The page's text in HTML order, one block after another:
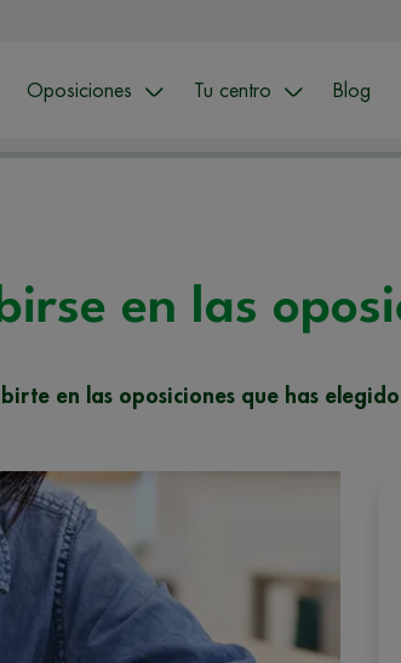
Oposiciones Tu centro Blog
en las
en las oposiciones que has